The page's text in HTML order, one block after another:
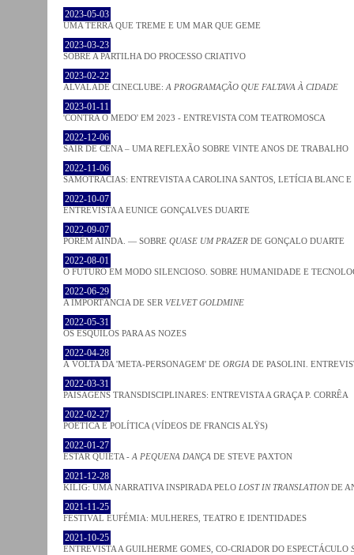
2023-05-03
UMA TERRA QUE TREME E UM MAR QUE GEME
2023-03-23
SOBRE A PARTILHA DO PROCESSO CRIATIVO
2023-02-22
ALVALADE CINECLUBE: A PROGRAMAÇÃO QUE FALTAVA À CIDADE
2023-01-11
'CONTRA O MEDO' EM 2023 - ENTREVISTA COM TEATROMOSCA
2022-12-06
SAIR DE CENA – UMA REFLEXÃO SOBRE VINTE ANOS DE TRABALHO
2022-11-06
SAMOTRACIAS: ENTREVISTA A CAROLINA SANTOS, LETÍCIA BLANC
2022-10-07
ENTREVISTA A EUNICE GONÇALVES DUARTE
2022-09-07
PORÉM AINDA. — SOBRE QUASE UM PRAZER DE GONÇALO DUARTE
2022-08-01
O FUTURO EM MODO SILENCIOSO. SOBRE HUMANIDADE E
2022-06-29
A IMPORTÂNCIA DE SER VELVET GOLDMINE
2022-05-31
OS ESQUILOS PARA AS NOZES
2022-04-28
À VOLTA DA 'META-PERSONAGEM' DE ORGIA DE PASOLINI.
2022-03-31
PAISAGENS TRANSDISCIPLINARES: ENTREVISTA A GRAÇA P. CORRÊA
2022-02-27
POÉTICA E POLÍTICA (VÍDEOS DE FRANCIS ALŸS)
2022-01-27
ESTAR QUIETA - A PEQUENA DANÇA DE STEVE PAXTON
2021-12-28
KILIG: UMA NARRATIVA INSPIRADA PELO LOST IN TRANSLATIONDE
2021-11-25
FESTIVAL EUFÉMIA: MULHERES, TEATRO E IDENTIDADES
2021-10-25
ENTREVISTA A GUILHERME GOMES, CO-CRIADOR DO ESPECTÁCULO